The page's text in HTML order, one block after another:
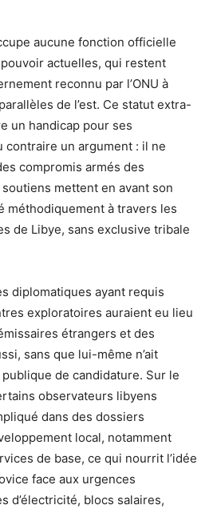
aucune fonction officielle
actuelles, qui restent
reconnu par l’ONU à
de l’est. Ce statut extra-
un handicap pour ses
contraire un argument : il ne
compromis armés des
mettent en avant son
méthodiquement à travers les
de Libye, sans exclusive tribale
diplomatiques ayant requis
exploratoires auraient eu lieu
étrangers et des
sans que lui-même n’ait
de candidature. Sur le
observateurs libyens
dans des dossiers
local, notamment
de base, ce qui nourrit l’idée
face aux urgences
d’électricité, blocs salaires,